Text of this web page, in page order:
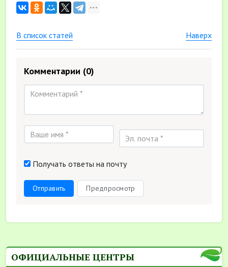
В список статей Наверх
Комментарии (0)
Получать ответы на почту
Отправить Предпросмотр
ОФИЦИАЛЬНЫЕ ЦЕНТРЫ